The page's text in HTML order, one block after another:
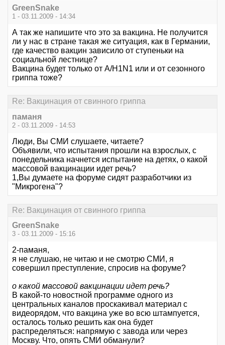
GreenSnake
1 - 03.11.2009 - 14:34
А так же напишите что это за вакцина. Не получится
ли у нас в стране такая же ситуация, как в Германии,
где качество вакцин зависило от ступеньки на
социальной лестнице?
Вакцина будет только от A/H1N1 или и от сезонного
гриппа тоже?
Re: Вакцинация от свинного гриппа
паманя
2 - 03.11.2009 - 14:53
Люди, Вы СМИ слушаете, читаете?
Объявили, что испытания прошли на взрослых, с
понедельника начнется испытание на детях, о какой
массовой вакцинации идет речь?
1,Вы думаете на форуме сидят разработчики из
"Микрогена"?
Re: Вакцинация от свинного гриппа
GreenSnake
3 - 03.11.2009 - 15:16
2-паманя,
я не слушаю, не читаю и не смотрю СМИ, я
совершил преступление, спросив на форуме?
о какой массовой вакцинации идет речь?
В какой-то новостной программе одного из
центральных каналов проскакивал материал с
видеорядом, что вакцина уже во всю штампуется,
осталось только решить как она будет
распределяться: напрямую с завода или через
Москву. Что, опять СМИ обманули?